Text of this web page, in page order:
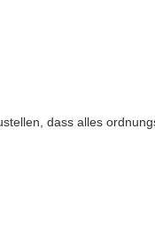
dass alles